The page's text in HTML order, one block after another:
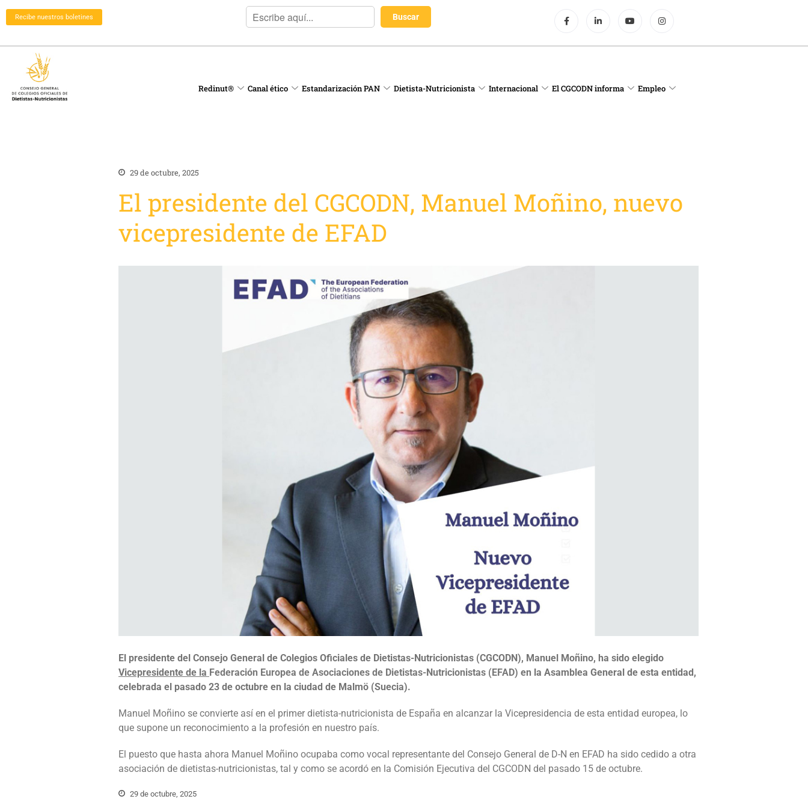
Recibe nuestros boletines
Redinut® Canal ético Estandarización PAN Dietista-Nutricionista Internacional El CGCODN informa Empleo
29 de octubre, 2025
El presidente del CGCODN, Manuel Moñino, nuevo
vicepresidente de EFAD
El presidente del Consejo General de Colegios Oficiales de Dietistas-Nutricionistas (CGCODN), Manuel Moñino, ha sido elegido
Vicepresidente de la Federación Europea de Asociaciones de Dietistas-Nutricionistas (EFAD) en la Asamblea General de esta entidad,
celebrada el pasado 23 de octubre en la ciudad de Malmö (Suecia).
Manuel Moñino se convierte así en el primer dietista-nutricionista de España en alcanzar la Vicepresidencia de esta entidad europea, lo
que supone un reconocimiento a la profesión en nuestro país.
El puesto que hasta ahora Manuel Moñino ocupaba como vocal representante del Consejo General de D-N en EFAD ha sido cedido a otra
asociación de dietistas-nutricionistas, tal y como se acordó en la Comisión Ejecutiva del CGCODN del pasado 15 de octubre.
29 de octubre, 2025